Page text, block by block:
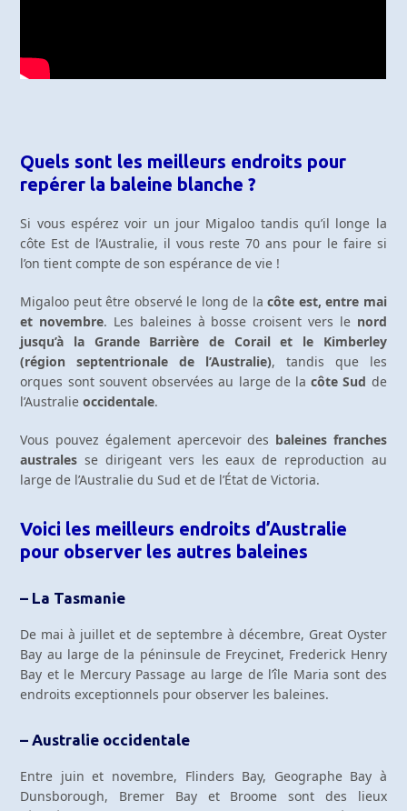
Quels sont les meilleurs endroits pour
repérer la baleine blanche ?
Si vous espérez voir un jour Migaloo tandis qu’il longe la
côte Est de l’Australie, il vous reste 70 ans pour le faire si
l’on tient compte de son espérance de vie !
Migaloo peut être observé le long de lacôte est, entre mai
et novembre. Les baleines à bosse croisent vers le nord
jusqu’à la Grande Barrière de Corail et le Kimberley
(région septentrionale de l’Australie), tandis que les
orques sont souvent observées au large de lacôte Sud de
l’Australieoccidentale.
Vous pouvez également apercevoir des baleines franches
australes se dirigeant vers les eaux de reproduction au
large de l’Australie du Sud et de l’État de Victoria.
Voici les meilleurs endroits d’Australie
pour observer les autres baleines
– La Tasmanie
De mai à juillet et de septembre à décembre, Great Oyster
Bay au large de la péninsule de Freycinet, Frederick Henry
Bay et le Mercury Passage au large de l’île Maria sont des
endroits exceptionnels pour observer les baleines.
– Australie occidentale
Entre juin et novembre, Flinders Bay, Geographe Bay à
Dunsborough, Bremer Bay et Broome sont des lieux